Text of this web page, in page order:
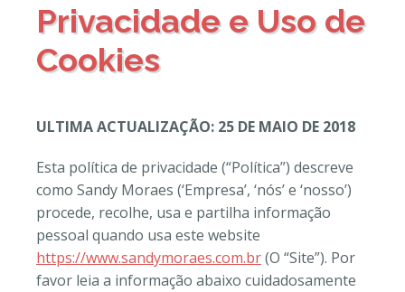
Privacidade e Uso de
Cookies
ULTIMA ACTUALIZAÇÃO: 25 DE MAIO DE 2018
Esta política de privacidade (“Política”) descreve
como Sandy Moraes (‘Empresa’, ‘nós’ e ‘nosso’)
procede, recolhe, usa e partilha informação
pessoal quando usa este website
https://www.sandymoraes.com.br(O “Site”). Por
favor leia a informação abaixo cuidadosamente